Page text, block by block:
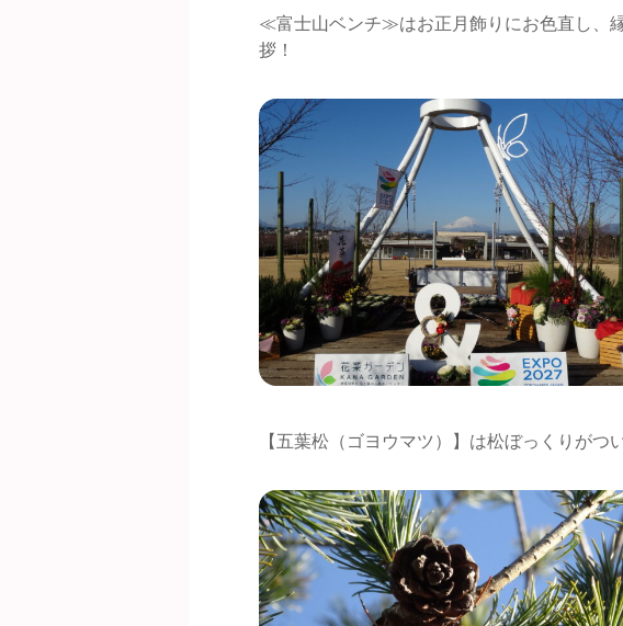
≪富士山ベンチ≫はお正月飾りにお色直し、
拶！
【五葉松（ゴヨウマツ）】は松ぼっくりが